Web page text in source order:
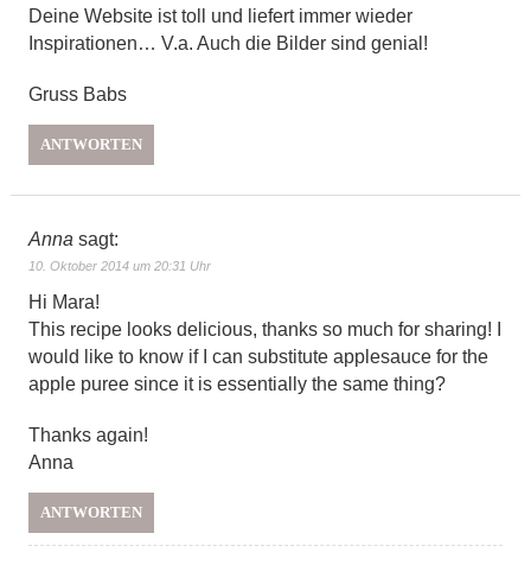
Deine Website ist toll und liefert immer wieder
Inspirationen… V.a. Auch die Bilder sind genial!
Gruss Babs
ANTWORTEN
Anna sagt:
10. Oktober 2014 um 20:31 Uhr
Hi Mara!
This recipe looks delicious, thanks so much for sharing! I
would like to know if I can substitute applesauce for the
apple puree since it is essentially the same thing?
Thanks again!
Anna
ANTWORTEN